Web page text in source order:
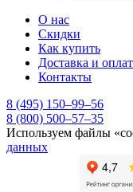
О нас
Скидки
Как купить
Доставка и
Контакты
8 (495) 150–99–56
8 (800) 500–57–35
Используем файлы
данных